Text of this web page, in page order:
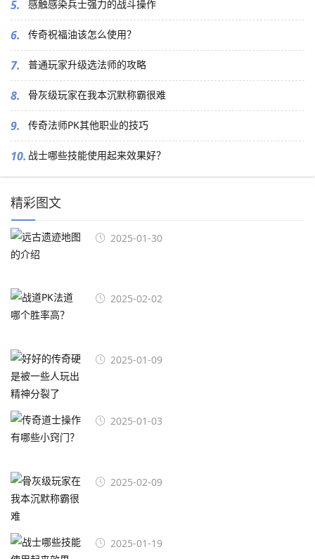
5. 感触感染兵士强力的战斗操作
6. 传奇祝福油该怎么使用？
7. 普通玩家升级选法师的攻略
8. 骨灰级玩家在我本沉默称霸很难
9. 传奇法师PK其他职业的技巧
10. 战士哪些技能使用起来效果好？
精彩图文
2025-01-30
2025-02-02
2025-01-09
2025-01-03
2025-02-09
2025-01-19